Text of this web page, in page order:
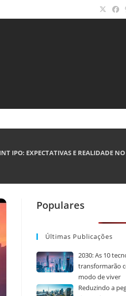
IPO: EXPECTATIVAS E REALIDADE
Populares
Últimas Publicações
2030: As 10
transformarão
modo de viver
Reduzindo a